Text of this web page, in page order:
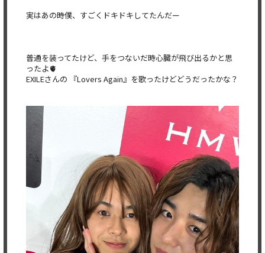
実はあの時僕、すごくドキドキしてたんだー
普通を装ってたけど、手をつないだ時心臓が飛び出るかと思
ったよ🫀
EXILEさんの 『Lovers Again』を歌ったけどどうだったかな？